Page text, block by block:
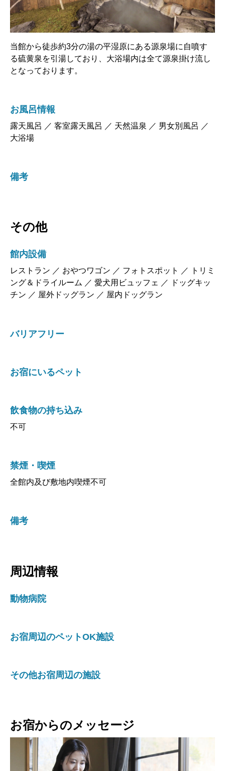
当館から徒歩約3分の湯の平湿原にある源泉場に自噴す
る硫黄泉を引湯しており、大浴場内は全て源泉掛け流し
となっております。
お風呂情報
露天風呂 ／ 客室露天風呂 ／ 天然温泉 ／ 男女別風呂 ／
大浴場
備考
その他
館内設備
レストラン ／ おやつワゴン ／ フォトスポット ／ トリミ
ング＆ドライルーム ／ 愛犬用ビュッフェ ／ ドッグキッ
チン ／ 屋外ドッグラン ／ 屋内ドッグラン
バリアフリー
お宿にいるペット
飲食物の持ち込み
不可
禁煙・喫煙
全館内及び敷地内喫煙不可
備考
周辺情報
動物病院
お宿周辺のペットOK施設
その他お宿周辺の施設
お宿からのメッセージ